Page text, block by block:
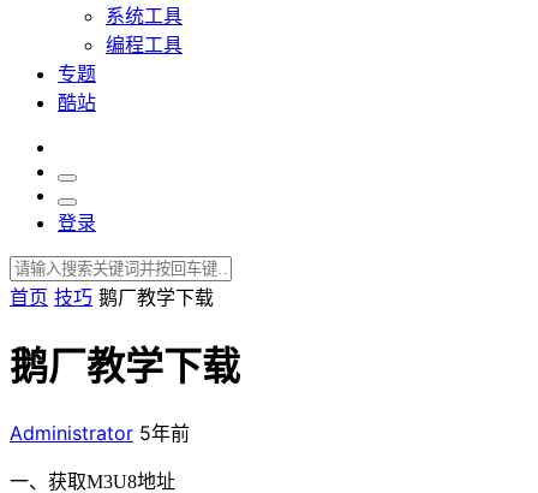
系统工具
编程工具
专题
酷站
登录
首页 技巧 鹅厂教学下载
鹅厂教学下载
Administrator 5年前
一、获取M3U8地址